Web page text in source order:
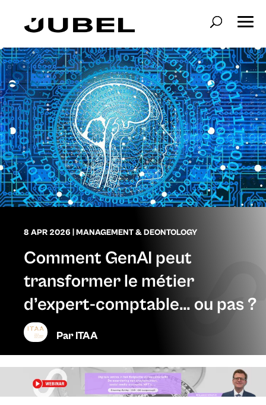
8 APR 2026 MANAGEMENT & DEONTOLOGY
Comment GenAI peut
transformer le métier
d’expert-comptable… ou pas ?
ParITAA